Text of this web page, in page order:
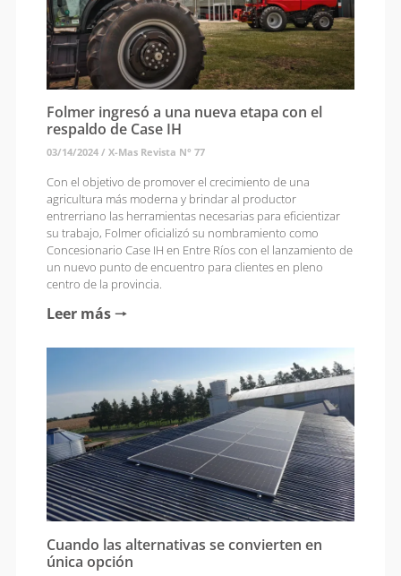
Folmer ingresó a una nueva etapa con el
respaldo de Case IH
03/14/2024 / X-Mas Revista N° 77
Con el objetivo de promover el crecimiento de una
agricultura más moderna y brindar al productor
entrerriano las herramientas necesarias para eficientizar
su trabajo, Folmer oficializó su nombramiento como
Concesionario Case IH en Entre Ríos con el lanzamiento de
un nuevo punto de encuentro para clientes en pleno
centro de la provincia.
Leer más 🠒
Cuando las alternativas se convierten en
única opción